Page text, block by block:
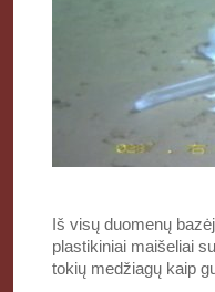
Iš visų duomenų
plastikiniai maišeliai
tokių medžiagų kaip